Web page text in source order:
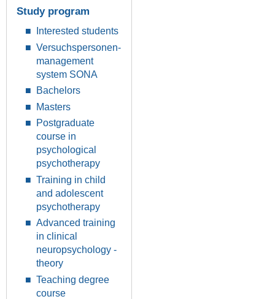
Study program
Interested students
Versuchspersonen-
management
system SONA
Bachelors
Masters
Postgraduate
course in
psychological
psychotherapy
Training in child
and adolescent
psychotherapy
Advanced training
in clinical
neuropsychology -
theory
Teaching degree
course